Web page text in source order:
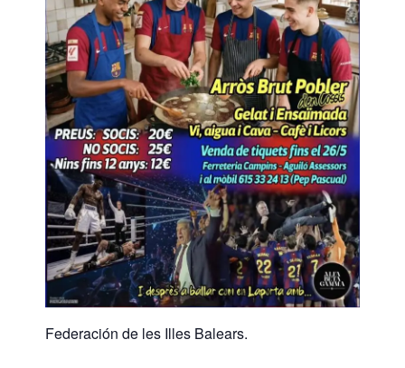
Federación de les Illes Balears.